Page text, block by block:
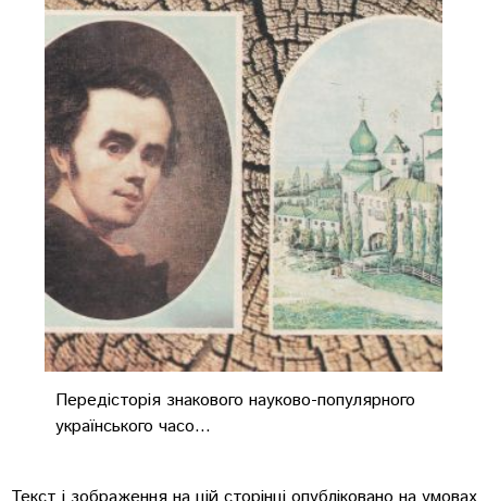
Передісторія знакового науково-популярного
українського часо...